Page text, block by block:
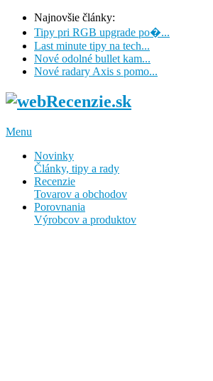
Najnovšie články:
Tipy pri RGB upgrade po�...
Last minute tipy na tech...
Nové odolné bullet kam...
Nové radary Axis s pomo...
Menu
Novinky
Články, tipy a rady
Recenzie
Tovarov a obchodov
Porovnania
Výrobcov a produktov